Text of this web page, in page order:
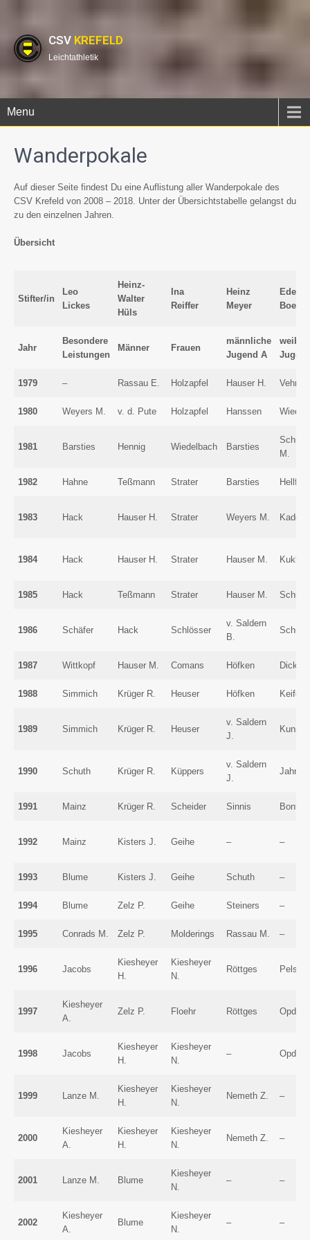
CSV KREFELD
Leichtathletik
Menu
Wanderpokale
Auf dieser Seite findest Du eine Auflistung aller Wanderpokale des
CSV Krefeld von 2008 – 2018. Unter der Übersichtstabelle gelangst du
zu den einzelnen Jahren.
Übersicht
Stifter/in
Leo
Lickes
Heinz-
Walter
Hüls
Ina
Reiffer
Heinz
Meyer
Boeck
Jahr
Besondere
Leistungen
Männer Frauen
männliche
Jugend A
1979 – Rassau E. Holzapfel Hauser H. Vehring
1980 Weyers M. v. d. Pute Holzapfel Hanssen
1981 Barsties Hennig Wiedelbach Barsties
M.
1982 Hahne Teßmann Strater Barsties
1983 Hack Hauser H. Strater Weyers M. Kadell
1984 Hack Hauser H. Strater Hauser M. Kuklok
1985 Hack Teßmann Strater Hauser M. Schulz
1986 Schäfer Hack Schlösser
v. Saldern
B.
Schulz
1987 Wittkopf Hauser M. Comans Höfken
1988 Simmich Krüger R. Heuser Höfken Keifer
1989 Simmich Krüger R. Heuser
v. Saldern
J.
Kunst
1990 Schuth Krüger R. Küppers
v. Saldern
J.
Jahnke
1991 Mainz Krüger R. Scheider Sinnis Bonten
1992 Mainz Kisters J. Geihe – –
1993 Blume Kisters J. Geihe Schuth –
1994 Blume Zelz P. Geihe Steiners –
1995 Conrads M. Zelz P. Molderings Rassau M. –
1996 Jacobs
Kiesheyer
H.
Kiesheyer
N.
Röttges Pelster
1997
Kiesheyer
A.
Zelz P. Floehr Röttges
1998 Jacobs
Kiesheyer
H.
Kiesheyer
N.
–
1999 Lanze M.
Kiesheyer
H.
Kiesheyer
N.
Nemeth Z. –
2000
Kiesheyer
A.
Kiesheyer
H.
Kiesheyer
N.
Nemeth Z. –
2001 Lanze M. Blume
Kiesheyer
N.
– –
2002
Kiesheyer
A.
Blume
Kiesheyer
N.
– –